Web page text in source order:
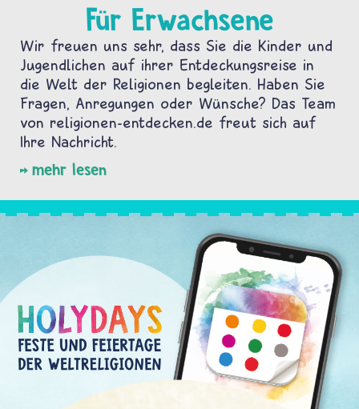
Für Erwachsene
Wir freuen uns sehr, dass Sie die Kinder und
Jugendlichen auf ihrer Entdeckungsreise in
die Welt der Religionen begleiten. Haben Sie
Fragen, Anregungen oder Wünsche? Das Team
von religionen-entdecken.de freut sich auf
Ihre Nachricht.
mehr lesen